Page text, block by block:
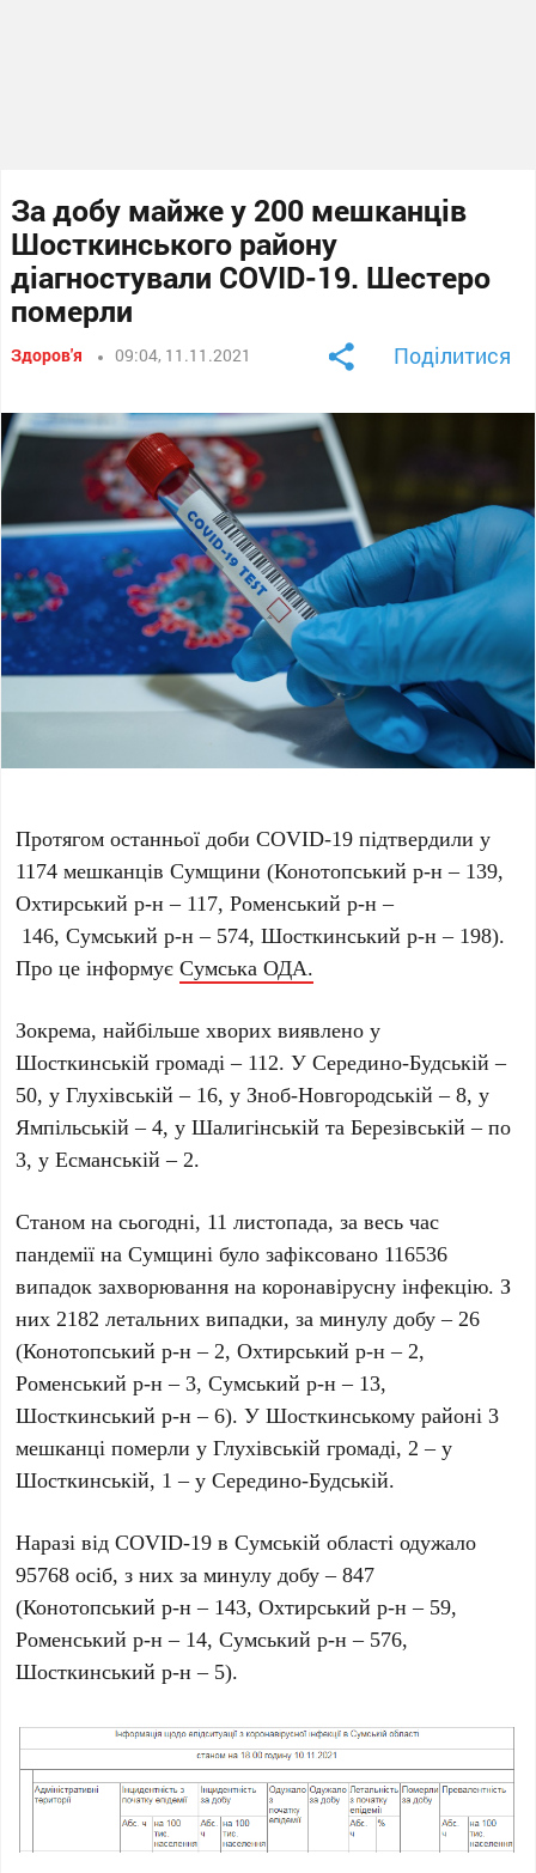
За добу майже у 200 мешканців
Шосткинського району
діагностували COVID-19. Шестеро
померли
Здоров'я 09:04, 11.11.2021 Поділитися
Протягом останньої доби COVID-19 підтвердили у
1174 мешканців Сумщини (Конотопський р-н – 139,
Охтирський р-н – 117, Роменський р-н –
146, Сумський р-н – 574, Шосткинський р-н – 198).
Про це інформуєСумська ОДА.
Зокрема, найбільше хворих виявлено у
Шосткинській громаді – 112. У Середино-Будській –
50, у Глухівській – 16, у Зноб-Новгородській – 8, у
Ямпільській – 4, у Шалигінській та Березівській – по
3, у Есманській – 2.
Станом на сьогодні, 11 листопада, за весь час
пандемії на Сумщині було зафіксовано 116536
випадок захворювання на коронавірусну інфекцію. З
них 2182 летальних випадки, за минулу добу – 26
(Конотопський р-н – 2, Охтирський р-н – 2,
Роменський р-н – 3, Сумський р-н – 13,
Шосткинський р-н – 6). У Шосткинському районі 3
мешканці померли у Глухівській громаді, 2 – у
Шосткинській, 1 – у Середино-Будській.
Наразі від COVID-19 в Сумській області одужало
95768 осіб, з них за минулу добу – 847
(Конотопський р-н – 143, Охтирський р-н – 59,
Роменський р-н – 14, Сумський р-н – 576,
Шосткинський р-н – 5).